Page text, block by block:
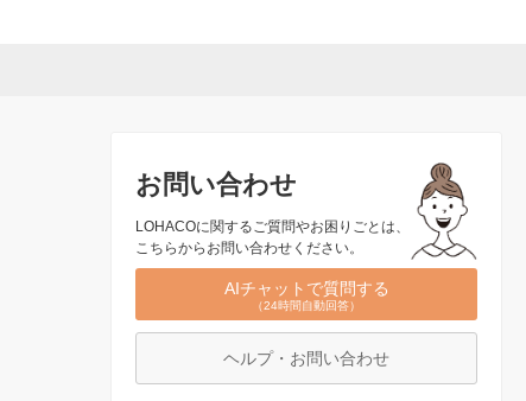
お問い合わせ
LOHACOに関するご質問やお困りごとは、
こちらからお問い合わせください。
AIチャットで質問する
（24時間自動回答）
ヘルプ・お問い合わせ